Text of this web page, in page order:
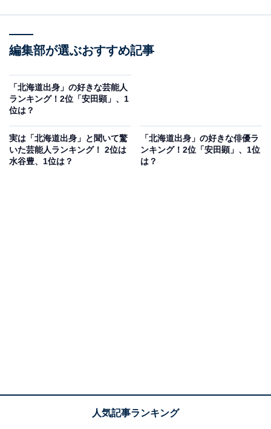
2位には北海道上川郡東川町出身の俳優・森崎博之さん
声優など、幅広い分野で活躍している森崎さん。大学時
代、演劇研究会で知り合った俳優・安田顕さん、俳優・
大泉洋さんら4人と、卒業公演のための演劇ユニット
「TEAM NACS」を結成。卒業後は東京の証券会社に就
職したものの、体調を崩し地元北海道に戻ります。
編集部が選ぶおすすめ記事
「北海道出身」の好きな芸能人
ランキング！2位「安田顕」、1
位は？
実は「北海道出身」と聞いて驚
いた芸能人ランキング！ 2位は
水谷豊、1位は？
「北海道出身」の好きな俳優ラ
ンキング！2位「安田顕」、1位
は？